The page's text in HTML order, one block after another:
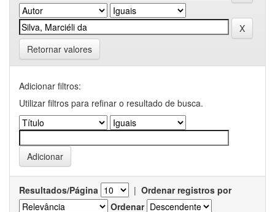
Retornar valores
Adicionar filtros:
Utilizar filtros para refinar o resultado de busca.
Resultados/Página | Ordenar registros por
Ordenar